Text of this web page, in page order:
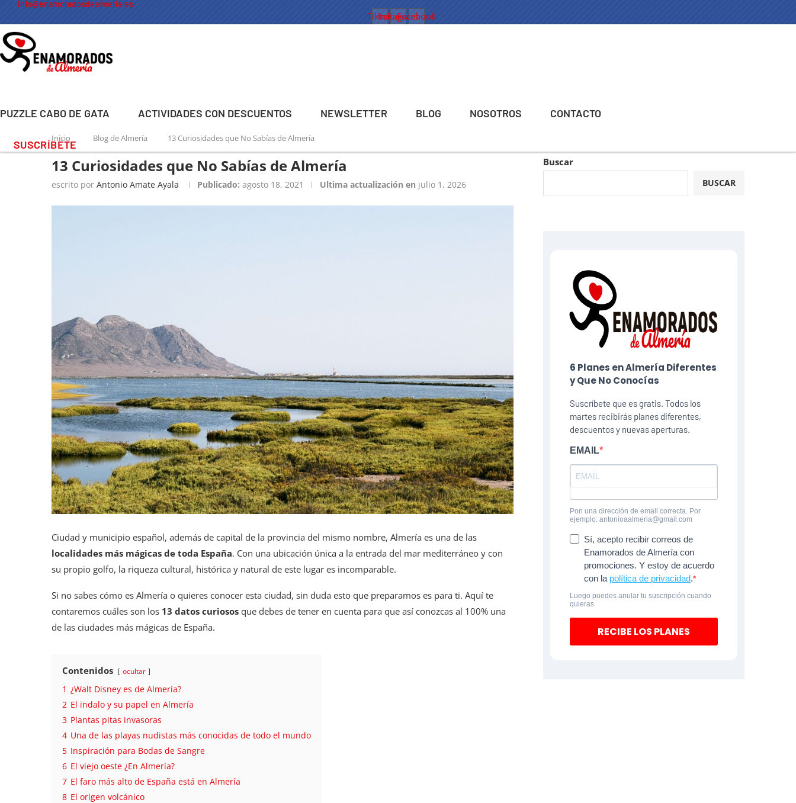
info@enamoradosdealmeria.es
Tiktok
Instagram
Facebook
PUZZLE CABO DE GATA ACTIVIDADES CON DESCUENTOS NEWSLETTER BLOG NOSOTROS CONTACTO
SUSCRÍBETE
Inicio Blog de Almería 13 Curiosidades que No Sabías de Almería
13 Curiosidades que No Sabías de Almería
escrito por Antonio Amate Ayala Publicado: agosto 18, 2021 Ultima actualización en julio 1, 2026
Ciudad y municipio español, además de capital de la provincia del mismo nombre, Almería es una de las
localidades más mágicas de toda España. Con una ubicación única a la entrada del mar mediterráneo y con
su propio golfo, la riqueza cultural, histórica y natural de este lugar es incomparable.
Si no sabes cómo es Almería o quieres conocer esta ciudad, sin duda esto que preparamos es para ti. Aquí te
contaremos cuáles son los 13 datos curiosos que debes de tener en cuenta para que así conozcas al 100% una
de las ciudades más mágicas de España.
Contenidos ocultar
1 ¿Walt Disney es de Almería?
2 El indalo y su papel en Almería
3 Plantas pitas invasoras
4 Una de las playas nudistas más conocidas de todo el mundo
5 Inspiración para Bodas de Sangre
6 El viejo oeste ¿En Almería?
7 El faro más alto de España está en Almería
8 El origen volcánico
Buscar
BUSCAR
6 Planes​ en Almería Diferentes
y Que No Conocías
Suscríbete que es gratis. Todos los
martes recibirás planes diferentes,
descuentos y nuevas aperturas.
EMAIL
Pon una dirección de email correcta. Por
ejemplo: antonioaalmeria@gmail.com
Sí, acepto recibir correos de
Enamorados de Almería con
promociones. Y estoy de acuerdo
con la política de privacidad.
Luego puedes anular tu suscripción cuando
quieras
RECIBE LOS PLANES